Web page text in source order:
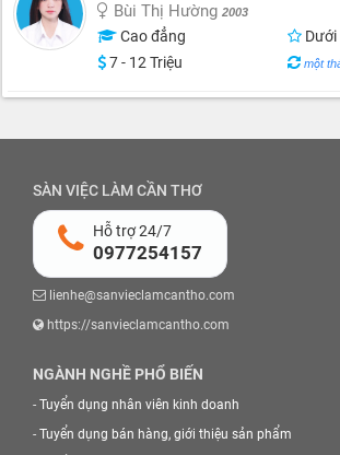
Bùi Thị Hường 2003
Cao đẳng
Dưới
7 - 12 Triệu
một
SÀN VIỆC LÀM CẦN THƠ
Hỗ trợ 24/7
0977254157
lienhe@sanvieclamcantho.com
https://sanvieclamcantho.com
NGÀNH NGHỀ PHỔ BIẾN
- Tuyển dụng nhân viên kinh doanh
- Tuyển dụng bán hàng, giới thiệu sản phẩm